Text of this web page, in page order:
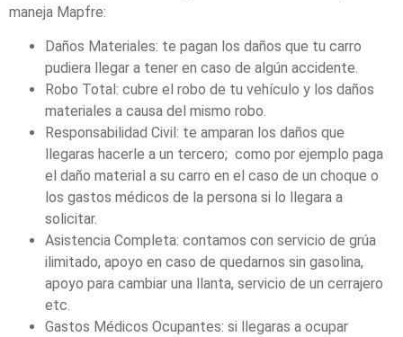
maneja Mapfre:
Daños Materiales: te pagan los daños que tu carro
pudiera llegar a tener en caso de algún accidente.
Robo Total: cubre el robo de tu vehículo y los daños
materiales a causa del mismo robo.
Responsabilidad Civil: te amparan los daños que
llegaras hacerle a un tercero; como por ejemplo paga
el daño material a su carro en el caso de un choque o
los gastos médicos de la persona si lo llegara a
solicitar.
Asistencia Completa: contamos con servicio de grúa
ilimitado, apoyo en caso de quedarnos sin gasolina,
apoyo para cambiar una llanta, servicio de un cerrajero
etc.
Gastos Médicos Ocupantes: si llegaras a ocupar